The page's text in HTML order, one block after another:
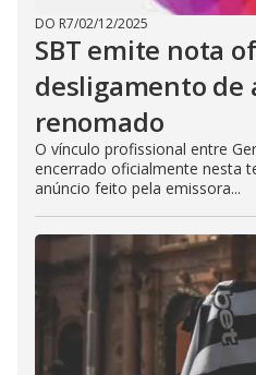
DO R7/02/12/2025
SBT emite nota
desligamento de
renomado
O vínculo profissional entre
encerrado oficialmente nesta
anúncio feito pela emissora...